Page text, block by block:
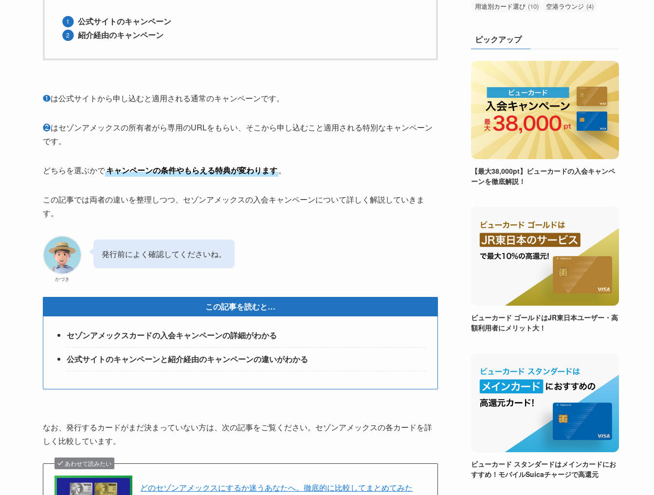
公式サイトのキャンペーン
紹介経由のキャンペーン
❶は公式サイトから申し込むと適用される通常のキャンペーンです。
❷はセゾンアメックスの所有者がら専用のURLをもらい、そこから申し込むこと適用される特別なキャンペーン
です。
どちらを選ぶかでキャンペーンの条件やもらえる特典が変わります。
この記事では両者の違いを整理しつつ、セゾンアメックスの入会キャンペーンについて詳しく解説していきま
す。
かづき
発行前によく確認してくださいね。
この記事を読むと…
セゾンアメックスカードの入会キャンペーンの詳細がわかる
公式サイトのキャンペーンと紹介経由のキャンペーンの違いがわかる
なお、発行するカードがまだ決まっていない方は、次の記事をご覧ください。セゾンアメックスの各カードを詳
しく比較しています。
あわせて読みたい
どのセゾンアメックスにするか迷うあなたへ。徹底的に比較してまとめてみた
用途別カード選び (10) 空港ラウンジ (4)
ピックアップ
【最大38,000pt】ビューカードの入会キャンペ
ーンを徹底解説！
ビューカード ゴールドはJR東日本ユーザー・高
額利用者にメリット大！
ビューカード スタンダードはメインカードにお
すすめ！モバイルSuicaチャージで高還元